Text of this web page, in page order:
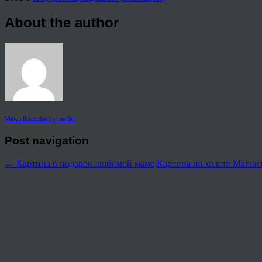
About the author
View all articles by rauffri
Post navigation
← Картина в подарок любимой маме Картина на холсте